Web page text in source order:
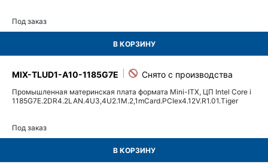
Под заказ
В КОРЗИНУ
MIX-TLUD1-A10-1185G7E
Промышленная материнская плата формата Mini-ITX, ЦП Intel Core i
1185G7E.2DR4.2LAN.4U3,4U2.1M.2,1mCard.PCIex4.12V.R1.01.Tiger
Под заказ
В КОРЗИНУ